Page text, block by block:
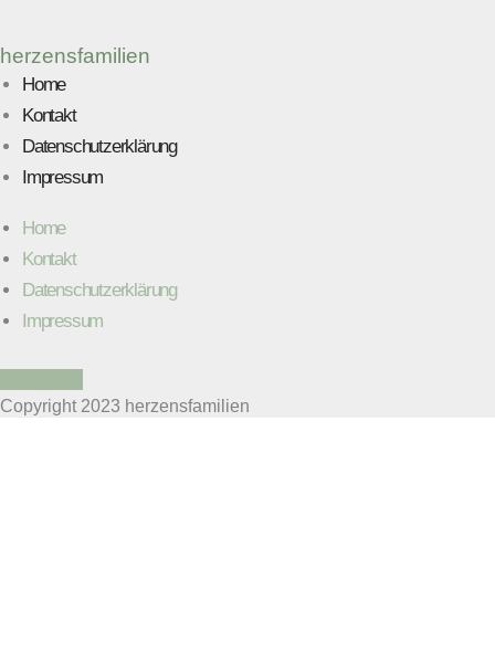
herzensfamilien
Home
Kontakt
Datenschutzerklärung
Impressum
Home
Kontakt
Datenschutzerklärung
Impressum
Copyright 2023 herzensfamilien